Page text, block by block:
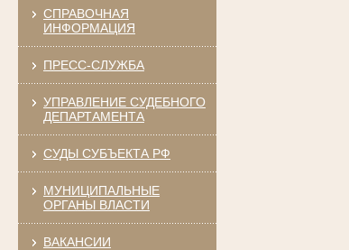
СПРАВОЧНАЯ
ИНФОРМАЦИЯ
ПРЕСС-СЛУЖБА
УПРАВЛЕНИЕ СУДЕБНОГО
ДЕПАРТАМЕНТА
СУДЫ СУБЪЕКТА РФ
МУНИЦИПАЛЬНЫЕ
ОРГАНЫ ВЛАСТИ
ВАКАНСИИ